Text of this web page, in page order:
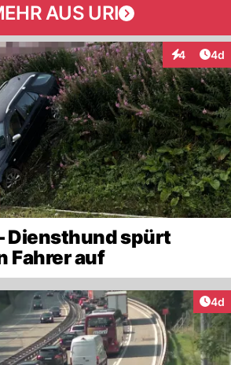
AUS URI
4 4d
Diensthund spürt
Fahrer auf
4d